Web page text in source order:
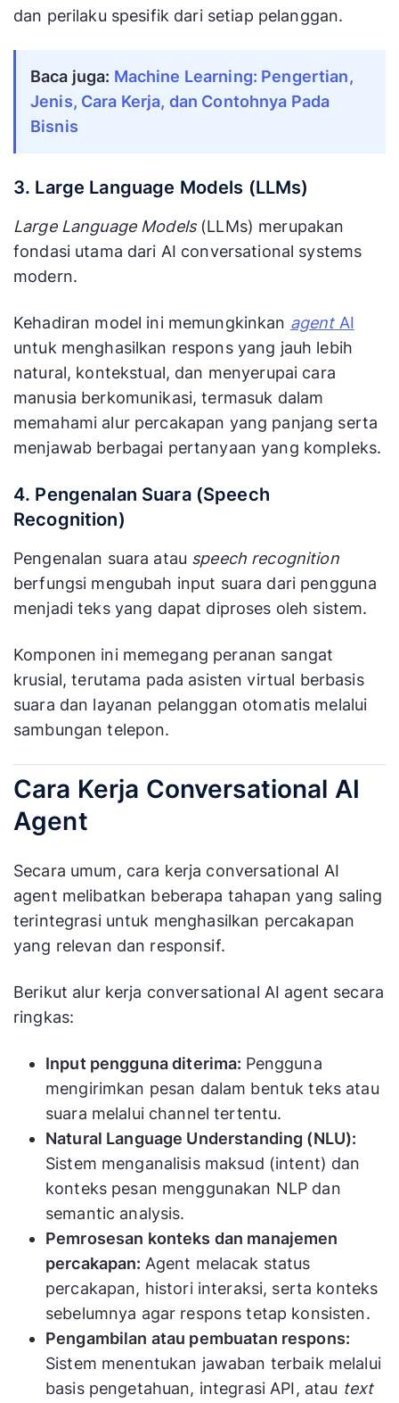
dan perilaku spesifik dari setiap pelanggan.
Baca juga: Machine Learning: Pengertian,
Jenis, Cara Kerja, dan Contohnya Pada
Bisnis
3. Large Language Models (LLMs)
Large Language Models(LLMs) merupakan
fondasi utama dari AI conversational systems
modern.
Kehadiran model ini memungkinkan agentAI
untuk menghasilkan respons yang jauh lebih
natural, kontekstual, dan menyerupai cara
manusia berkomunikasi, termasuk dalam
memahami alur percakapan yang panjang serta
menjawab berbagai pertanyaan yang kompleks.
4. Pengenalan Suara (Speech
Recognition)
Pengenalan suara atau speech recognition
berfungsi mengubah input suara dari pengguna
menjadi teks yang dapat diproses oleh sistem.
Komponen ini memegang peranan sangat
krusial, terutama pada asisten virtual berbasis
suara dan layanan pelanggan otomatis melalui
sambungan telepon.
Cara Kerja Conversational AI
Agent
Secara umum, cara kerja conversational AI
agent melibatkan beberapa tahapan yang saling
terintegrasi untuk menghasilkan percakapan
yang relevan dan responsif.
Berikut alur kerja conversational AI agent secara
ringkas:
Input pengguna diterima: Pengguna
mengirimkan pesan dalam bentuk teks atau
suara melalui channel tertentu.
Natural Language Understanding (NLU):
Sistem menganalisis maksud (intent) dan
konteks pesan menggunakan NLP dan
semantic analysis.
Pemrosesan konteks dan manajemen
percakapan: Agent melacak status
percakapan, histori interaksi, serta konteks
sebelumnya agar respons tetap konsisten.
Pengambilan atau pembuatan respons:
Sistem menentukan jawaban terbaik melalui
basis pengetahuan, integrasi API, atau text